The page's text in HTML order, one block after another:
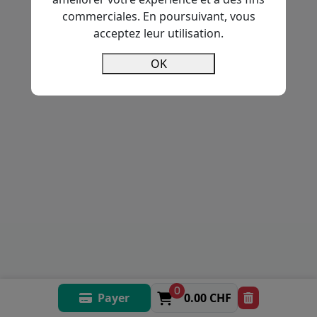
commerciales. En poursuivant, vous
acceptez leur utilisation.
OK
Payer 0 0.00 CHF